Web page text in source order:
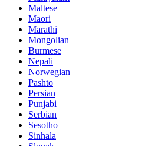
Maltese
Maori
Marathi
Mongolian
Burmese
Nepali
Norwegian
Pashto
Persian
Punjabi
Serbian
Sesotho
Sinhala